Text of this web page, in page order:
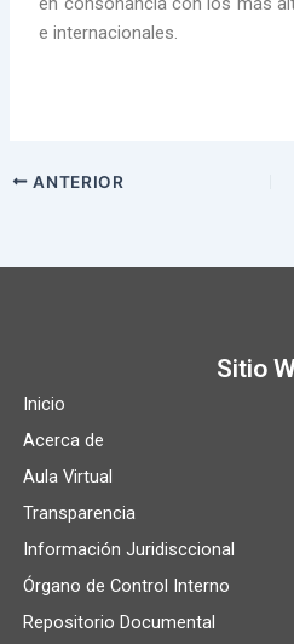
e internacionales.
ANTERIOR
Sitio
Inicio
Acerca de
Aula Virtual
Transparencia
Información Juridisccional
Órgano de Control Interno
Repositorio Documental